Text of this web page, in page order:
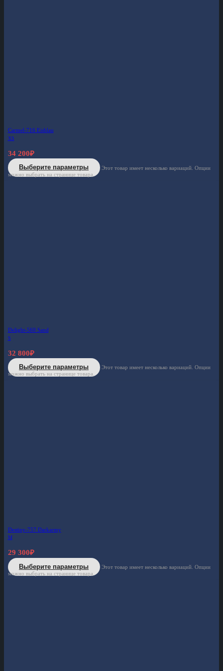
Carmel-716 Eisblau
XS
34 200₽
Выберите параметры
Этот товар имеет несколько вариаций. Опции
можно выбрать на странице товара.
Delight-560 Sand
S
32 800₽
Выберите параметры
Этот товар имеет несколько вариаций. Опции
можно выбрать на странице товара.
Destiny-757 Darkarmy
M
29 300₽
Выберите параметры
Этот товар имеет несколько вариаций. Опции
можно выбрать на странице товара.